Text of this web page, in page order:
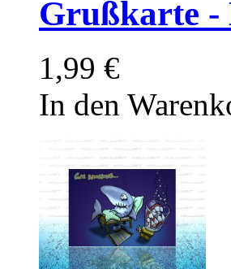
Grußkarte
1,99 €
In den